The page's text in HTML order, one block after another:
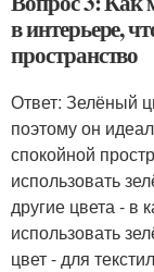
в интерьере,
пространство
Ответ: Зелёный
поэтому он
спокойной
использовать
другие цвета - в
использовать
цвет - для